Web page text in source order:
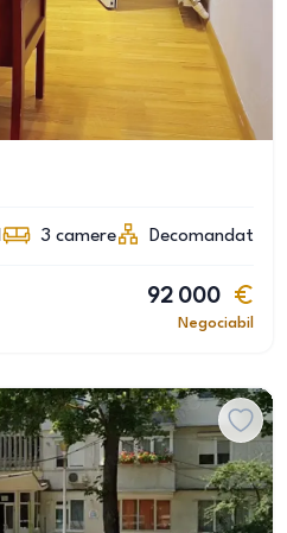
3 camere Decomandat
92 000
Negociabil